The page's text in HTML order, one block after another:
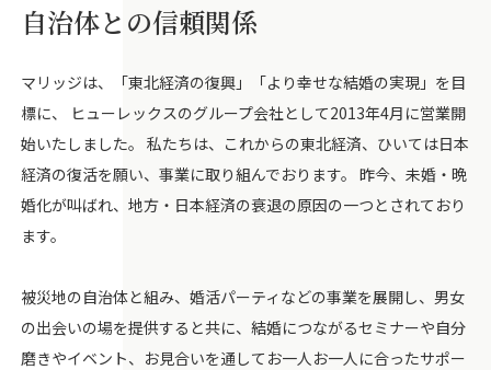
自治体との信頼関係
マリッジは、「東北経済の復興」「より幸せな結婚の実現」を目
標に、 ヒューレックスのグループ会社として2013年4月に営業開
始いたしました。 私たちは、これからの東北経済、ひいては日本
経済の復活を願い、事業に取り組んでおります。 昨今、未婚・晩
婚化が叫ばれ、地方・日本経済の衰退の原因の一つとされており
ます。
被災地の自治体と組み、婚活パーティなどの事業を展開し、男女
の出会いの場を提供すると共に、結婚につながるセミナーや自分
磨きやイベント、お見合いを通してお一人お一人に合ったサポー